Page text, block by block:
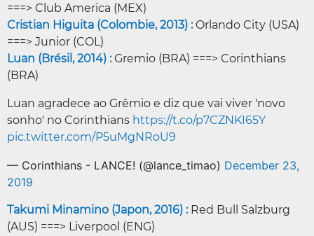
===> Club America (MEX)
Cristian Higuita (Colombie, 2013) :Orlando City (USA)
===> Junior (COL)
Luan (Brésil, 2014) :Gremio (BRA) ===> Corinthians
(BRA)
Luan agradece ao Grêmio e diz que vai viver 'novo
sonho' no Corinthians https://t.co/p7CZNKI65Y
pic.twitter.com/P5uMgNRoU9
— Corinthians - LANCE! (@lance_timao) December 23,
2019
Takumi Minamino (Japon, 2016) : Red Bull Salzburg
(AUS) ===> Liverpool (ENG)